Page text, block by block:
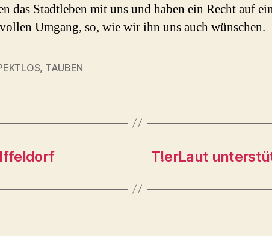
das Stadtleben mit uns und haben ein Recht auf
Umgang, so, wie wir ihn uns auch wünschen.
, TAUBEN
T!erLaut